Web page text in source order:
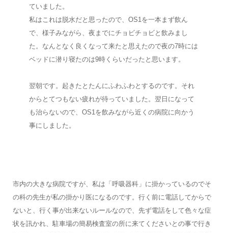
ていました。
私はこれは脱水だと思ったので、OS1を一本まず飲ん
で、様子みながら、夜までにチョビチョビと飲みまし
た。なんとなく良くなって来たと思えたので夜の7時には
ベッドに潜り寝たのは9時くらいだったと思います。
翌朝です。起きたとたんにふわふわとするのです。それ
からとてつもない疲れが待っていました。翌日になって
も治らないので、OS1を飲みながら近くの病院に向かう
事にしました。
市内の大きな病院ですが、私は「呼吸器科」に掛かっているのでそ
の科の先生が私の掛かり医になるのです。行く前に電話してからで
ないと、行く事が出来ないルールなので、先ず電話をして色々な症
状を訊かれ、駐車場の簡易検査室の所に来てくださいとの事で行き